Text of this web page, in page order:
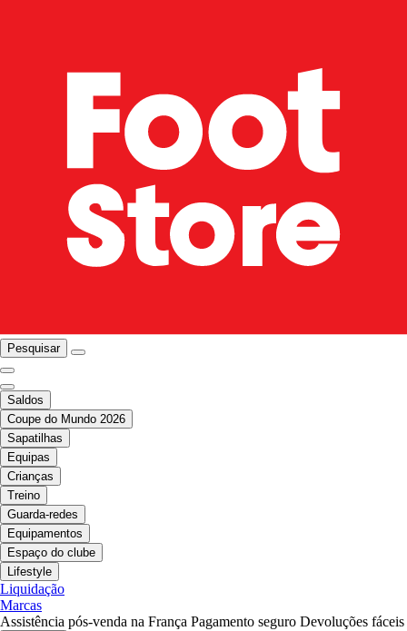
Pesquisar
Saldos
Coupe do Mundo 2026
Sapatilhas
Equipas
Crianças
Treino
Guarda-redes
Equipamentos
Espaço do clube
Lifestyle
Liquidação
Marcas
Assistência pós-venda na França Pagamento seguro Devoluções fáceis